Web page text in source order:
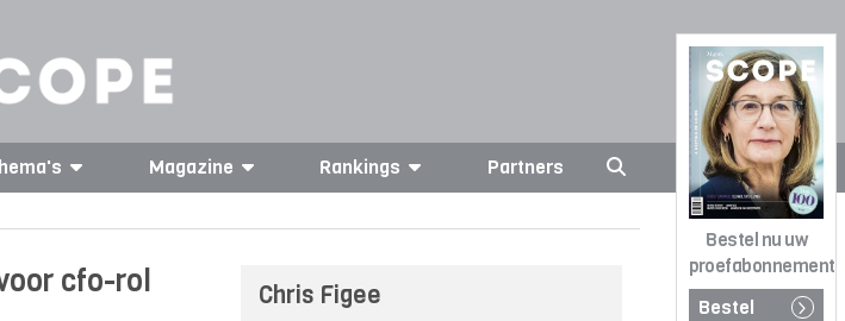
Bestel nu uw
proefabonnement
Bestel
Magazine Rankings Partners
cfo-rol
Chris Figee